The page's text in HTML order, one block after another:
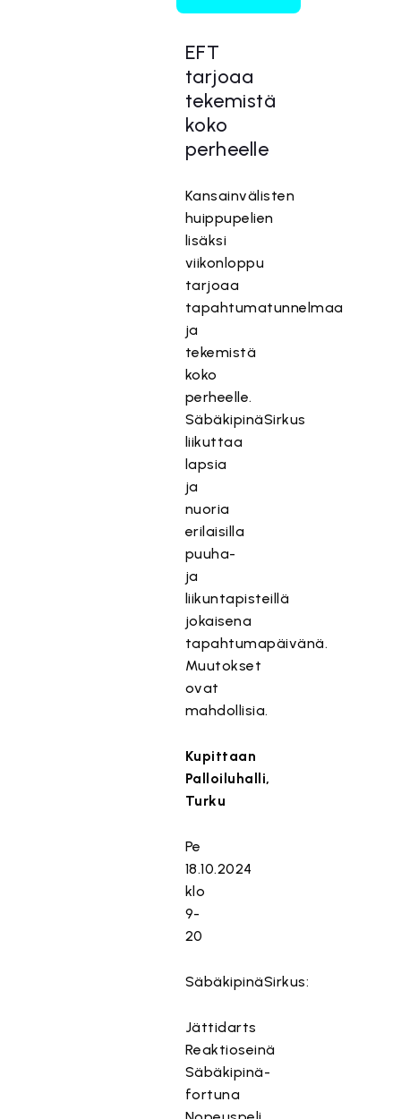
EFT
tarjoaa
tekemistä
koko
perheelle
Kansainvälisten
huippupelien
lisäksi
viikonloppu
tarjoaa
tapahtumatunnelmaa
ja
tekemistä
koko
perheelle.
SäbäkipinäSirkus
liikuttaa
lapsia
ja
nuoria
erilaisilla
puuha-
ja
liikuntapisteillä
jokaisena
tapahtumapäivänä.
Muutokset
ovat
mahdollisia.
Kupittaan
Palloiluhalli,
Turku
Pe
18.10.2024
klo
9-
20
SäbäkipinäSirkus:
Jättidarts
Reaktioseinä
Säbäkipinä-
fortuna